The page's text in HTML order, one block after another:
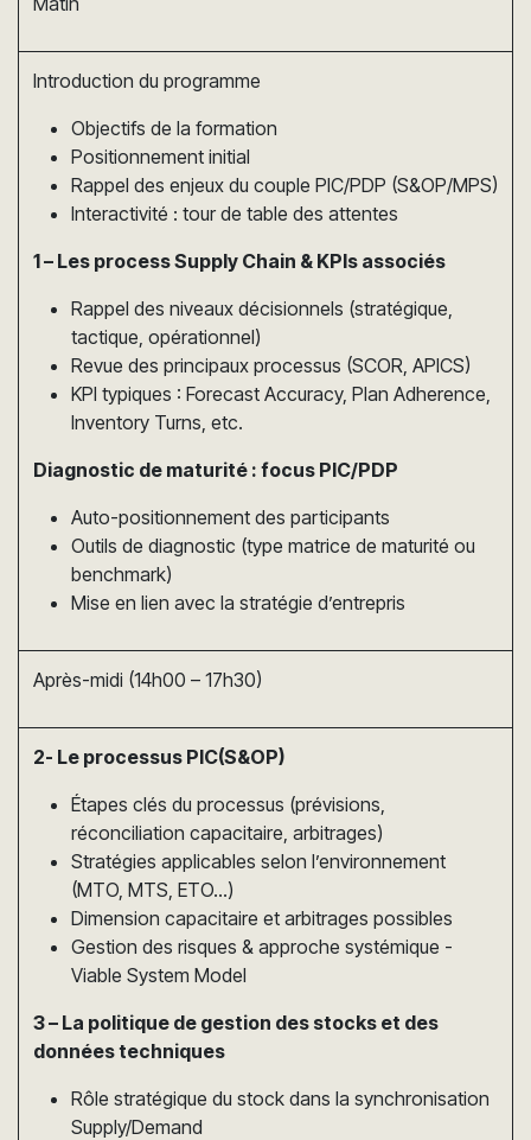
Introduction du programme
Objectifs de la formation
Positionnement initial
Rappel des enjeux du couple PIC/PDP (S&OP/MPS)
Interactivité : tour de table des attentes
1 – Les process Supply Chain & KPIs associés
Rappel des niveaux décisionnels (stratégique,
tactique, opérationnel)
Revue des principaux processus (SCOR, APICS)
KPI typiques : Forecast Accuracy, Plan Adherence,
Inventory Turns, etc.
Diagnostic de maturité : focus PIC/PDP
Auto-positionnement des participants
Outils de diagnostic (type matrice de maturité ou
benchmark)
Mise en lien avec la stratégie d’entrepris
Après-midi (14h00 – 17h30)
2- Le processus PIC(S&OP)
Étapes clés du processus (prévisions,
réconciliation capacitaire, arbitrages)
Stratégies applicables selon l’environnement
(MTO, MTS, ETO…)
Dimension capacitaire et arbitrages possibles
Gestion des risques & approche systémique -
Viable System Model
3 – La politique de gestion des stocks et des
données techniques
Rôle stratégique du stock dans la synchronisation
Supply/Demand